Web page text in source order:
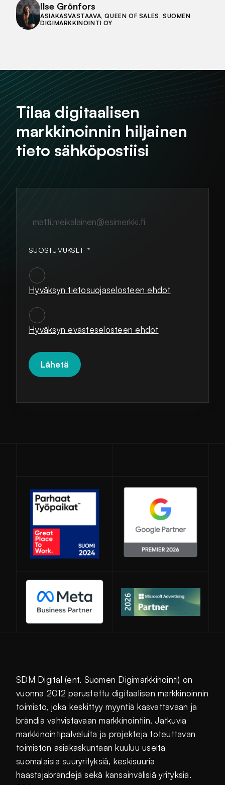
Ilse Grönfors
ASIAKASVASTAAVA, QUEEN OF SALES, SUOMEN
DIGIMARKKINOINTI OY
Tilaa digitaalisen
markkinoinnin hiljainen
tieto sähköpostiisi
SUOSTUMUKSET *
Hyväksyn tietosuojaselosteen ehdot
SUOSTUMUKSET
Hyväksyn evästeselosteen ehdot
Avautuu uuteen ikkunaan
SDM Digital (ent. Suomen Digimarkkinointi) on
vuonna 2012 perustettu digitaalisen markkinoinnin
toimisto, joka keskittyy myyntiä kasvattavaan ja
brändiä vahvistavaan markkinointiin. Jatkuvia
markkinointipalveluita ja projekteja toteuttavan
toimiston asiakaskuntaan kuuluu useita
suomalaisia suuryrityksiä, keskisuuria
haastajabrändejä sekä kansainvälisiä yrityksiä.